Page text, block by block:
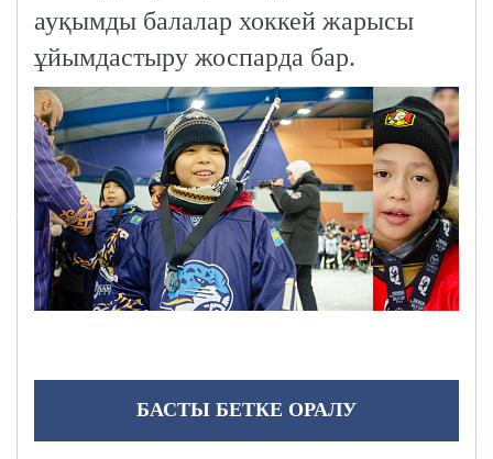
ауқымды балалар хоккей жарысы
ұйымдастыру жоспарда бар.
БАСТЫ БЕТКЕ ОРАЛУ